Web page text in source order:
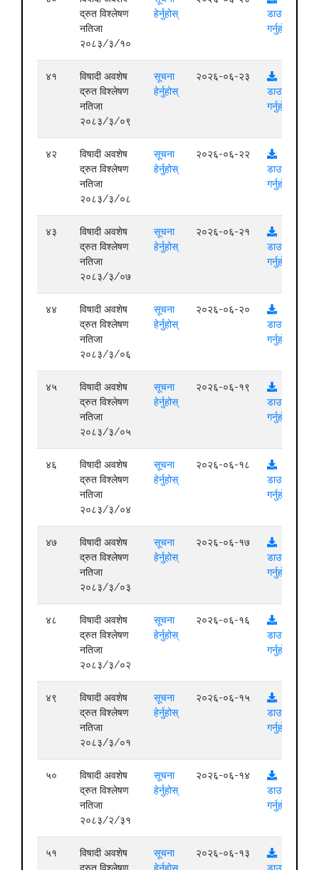
द्रुत विश्लेषण
नतिजा
२०८३/३/१०
हेर्नुहोस्
डाउनलोड
गर्नुहोस्
४१
विषादी अवशेष
द्रुत विश्लेषण
नतिजा
२०८३/३/०९
सूचना
हेर्नुहोस्
२०२६-०६-२३
डाउनलोड
गर्नुहोस्
४२
विषादी अवशेष
द्रुत विश्लेषण
नतिजा
२०८३/३/०८
सूचना
हेर्नुहोस्
२०२६-०६-२२
डाउनलोड
गर्नुहोस्
४३
विषादी अवशेष
द्रुत विश्लेषण
नतिजा
२०८३/३/०७
सूचना
हेर्नुहोस्
२०२६-०६-२१
डाउनलोड
गर्नुहोस्
४४
विषादी अवशेष
द्रुत विश्लेषण
नतिजा
२०८३/३/०६
सूचना
हेर्नुहोस्
२०२६-०६-२०
डाउनलोड
गर्नुहोस्
४५
विषादी अवशेष
द्रुत विश्लेषण
नतिजा
२०८३/३/०५
सूचना
हेर्नुहोस्
२०२६-०६-१९
डाउनलोड
गर्नुहोस्
४६
विषादी अवशेष
द्रुत विश्लेषण
नतिजा
२०८३/३/०४
सूचना
हेर्नुहोस्
२०२६-०६-१८
डाउनलोड
गर्नुहोस्
४७
विषादी अवशेष
द्रुत विश्लेषण
नतिजा
२०८३/३/०३
सूचना
हेर्नुहोस्
२०२६-०६-१७
डाउनलोड
गर्नुहोस्
४८
विषादी अवशेष
द्रुत विश्लेषण
नतिजा
२०८३/३/०२
सूचना
हेर्नुहोस्
२०२६-०६-१६
डाउनलोड
गर्नुहोस्
४९
विषादी अवशेष
द्रुत विश्लेषण
नतिजा
२०८३/३/०१
सूचना
हेर्नुहोस्
२०२६-०६-१५
डाउनलोड
गर्नुहोस्
५०
विषादी अवशेष
द्रुत विश्लेषण
नतिजा
२०८३/२/३१
सूचना
हेर्नुहोस्
२०२६-०६-१४
डाउनलोड
गर्नुहोस्
५१
विषादी अवशेष
सूचना
२०२६-०६-१३